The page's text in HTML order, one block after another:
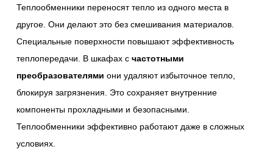
Теплообменники переносят тепло из одного места в
другое. Они делают это без смешивания материалов.
Специальные поверхности повышают эффективность
теплопередачи. В шкафах счастотными
преобразователями они удаляют избыточное тепло,
блокируя загрязнения. Это сохраняет внутренние
компоненты прохладными и безопасными.
Теплообменники эффективно работают даже в сложных
условиях.